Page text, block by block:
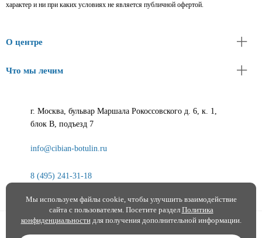
характер и ни при каких условиях не является публичной офертой.
О центре
Что мы лечим
г. Москва, бульвар Маршала Рокоссовского д. 6, к. 1,
блок В, подъезд 7
info@cibian-botulin.ru
8 (495) 241-31-18
© 2019 – 2026 г. Центральный институт ботулинотерапии и актуальной неврологии
Мы используем файлы cookie, чтобы улучшить взаимодействие
сайта с пользователем. Посетите раздел Политика
конфиденциальностидля получения дополнительной информации.